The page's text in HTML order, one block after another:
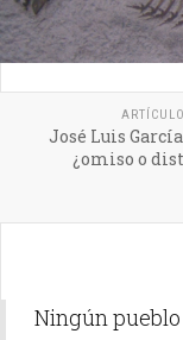
José Luis
¿omiso o
Ningún